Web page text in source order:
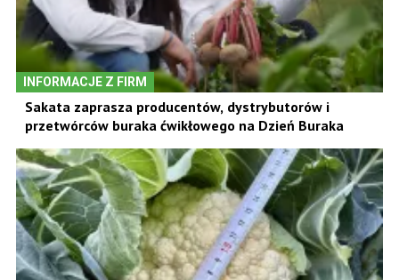
INFORMACJE Z FIRM
Sakata zaprasza producentów, dystrybutorów i
przetwórców buraka ćwikłowego na Dzień Buraka